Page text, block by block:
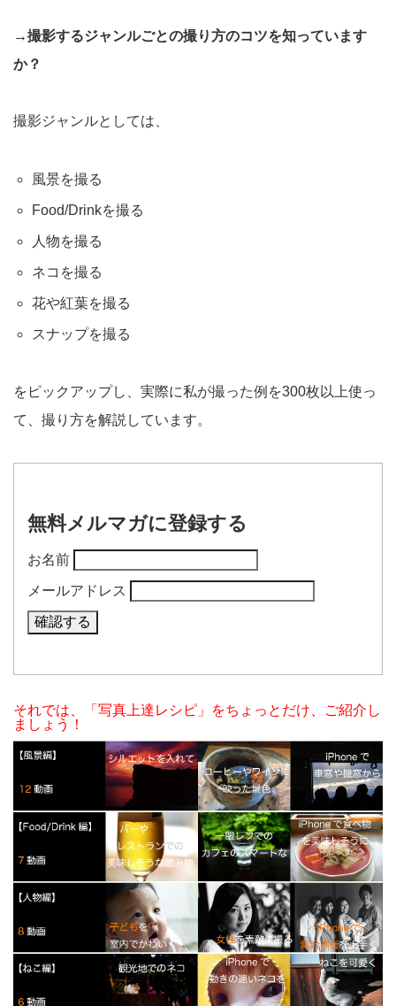
→撮影するジャンルごとの撮り方のコツを知っています
か？
撮影ジャンルとしては、
風景を撮る
Food/Drinkを撮る
人物を撮る
ネコを撮る
花や紅葉を撮る
スナップを撮る
をピックアップし、実際に私が撮った例を300枚以上使っ
て、撮り方を解説しています。
無料メルマガに登録する
お名前
メールアドレス
それでは、「写真上達レシピ」をちょっとだけ、ご紹介し
ましょう！